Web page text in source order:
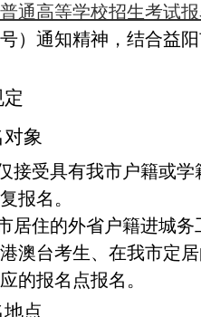
通高等学校招生考试
号）通知精神，结合益
对象
接受具有我市户籍或学
报名。
居住的外省户籍进城
澳台考生、在我市定
的报名点报名。
地点